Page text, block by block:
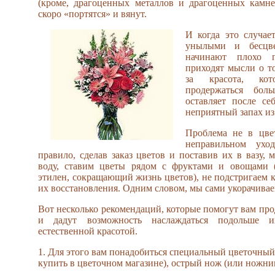
(кроме, драгоценных металлов и драгоценных
скоро «портятся» и вянут.
И когда это
унылыми и
начинают плохо
приходят мысли о
за красота,
продержаться
оставляет после
неприятный запах
Проблема не в
неправильном
правило, сделав заказ цветов и поставив их в вазу,
воду, ставим цветы рядом с фруктами и овощами
этилен, сокращающий жизнь цветов), не подстригаем
их восстановления. Одним словом, мы сами
Вот несколько рекомендаций, которые помогут вам
и дадут возможность наслаждаться подольше
естественной красотой.
1. Для этого вам понадобиться специальный
купить в цветочном магазине), острый нож (или